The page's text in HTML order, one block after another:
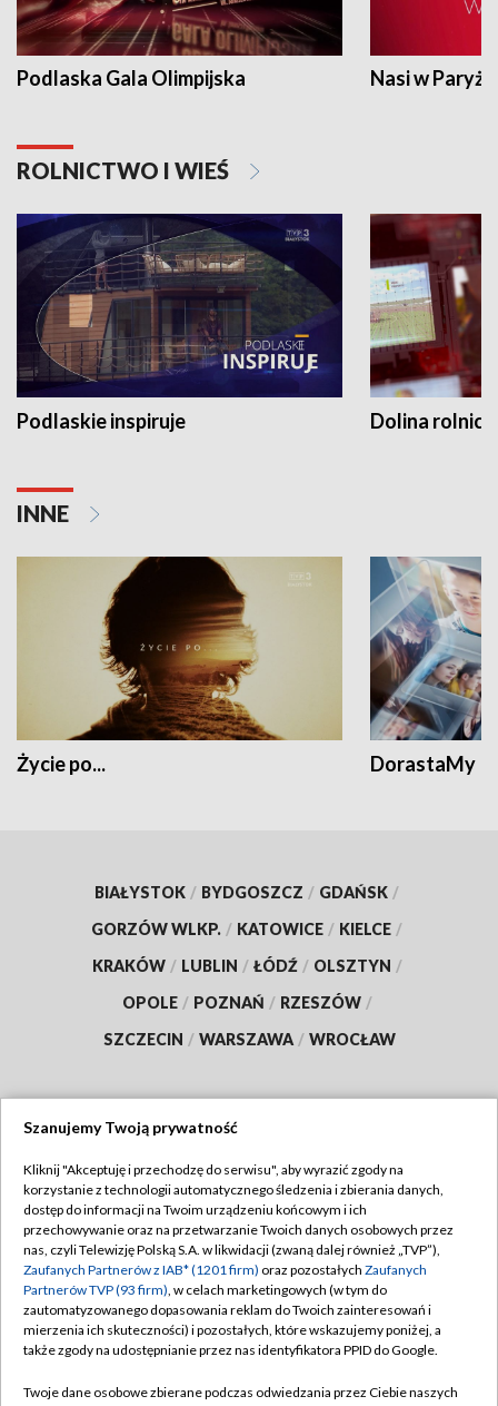
Podlaska Gala Olimpijska Nasi w Paryżu
ROLNICTWO I WIEŚ
Podlaskie inspiruje Dolina
INNE
Życie po... DorastaMy
BIAŁYSTOK / BYDGOSZCZ / GDAŃSK /
GORZÓW WLKP. / KATOWICE / KIELCE /
KRAKÓW / LUBLIN / ŁÓDŹ / OLSZTYN /
OPOLE / POZNAŃ / RZESZÓW /
SZCZECIN / WARSZAWA / WROCŁAW
TVP
Abonament TVP
Emisja w TVP
Centrum informacji TVP
Naziemna Telewizja Cyfrowa
Regulamin TVP
Polityka prywatności
Moje zgody
Pomoc
Szanujemy Twoją prywatność
Kliknij "Akceptuję i przechodzę do serwisu", aby wyrazić zgody na
korzystanie z technologii automatycznego śledzenia i zbierania danych,
dostęp do informacji na Twoim urządzeniu końcowym i ich
przechowywanie oraz na przetwarzanie Twoich danych osobowych przez
nas, czyli Telewizję Polską S.A. w likwidacji (zwaną dalej również „TVP”),
Zaufanych Partnerów z IAB* (1201 firm) oraz pozostałych Zaufanych
Partnerów TVP (93 firm), w celach marketingowych (w tym do
zautomatyzowanego dopasowania reklam do Twoich zainteresowań i
mierzenia ich skuteczności) i pozostałych, które wskazujemy poniżej, a
także zgody na udostępnianie przez nas identyfikatora PPID do Google.
Twoje dane osobowe zbierane podczas odwiedzania przez Ciebie naszych